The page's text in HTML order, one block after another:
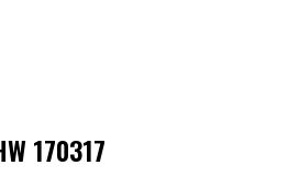
170317